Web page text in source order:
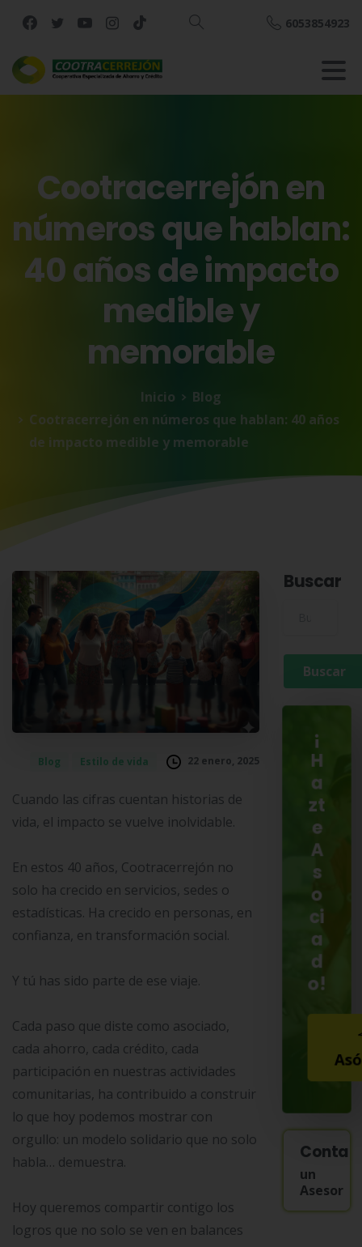
Buscar
6053854923
Cootracerrejónen
númerosquehablan:
40añosdeimpacto
medibley
memorable
Inicio
Blog
Cootracerrejón en números que hablan: 40 años
de impacto medible y memorable
Blog Estilo de vida 22 enero, 2025
Cuando las cifras cuentan historias de
vida, el impacto se vuelve inolvidable.
En estos 40 años, Cootracerrejón no
solo ha crecido en servicios, sedes o
estadísticas. Ha crecido en personas, en
confianza, en transformación social.
Y tú has sido parte de ese viaje.
Cada paso que diste como asociado,
cada ahorro, cada crédito, cada
participación en nuestras actividades
comunitarias, ha contribuido a construir
lo que hoy podemos mostrar con
orgullo: un modelo solidario que no solo
habla… demuestra.
Hoy queremos compartir contigo los
logros que no solo se ven en balances
Buscar
¡
H
a
zt
e
A
s
o
ci
a
d
o!
un
Asesor